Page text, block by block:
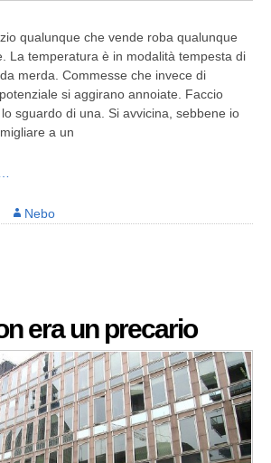
qualunque che vende roba qualunque
La temperatura è in modalità tempesta di
merda. Commesse che invece di
si aggirano annoiate. Faccio
sguardo di una. Si avvicina, sebbene io
a un
Nebo
era un precario